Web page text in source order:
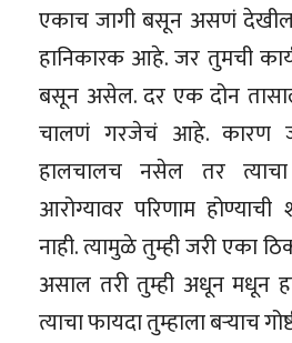
एकाच जागी बसून असणं देखील
हानिकारक आहे. जर तुमची
बसून असेल. दर एक दोन
चालणं गरजेचं आहे. कारण
हालचालच नसेल तर त्याचा
आरोग्यावर परिणाम
नाही. त्यामुळे तुम्ही जरी एका
असाल तरी तुम्ही अधून मधून
त्याचा फायदा तुम्हाला बऱ्याच